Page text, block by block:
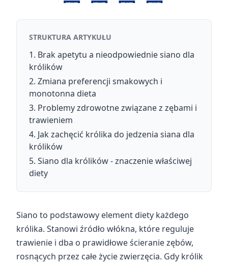
STRUKTURA ARTYKUŁU
Brak apetytu a nieodpowiednie siano dla
królików
Zmiana preferencji smakowych i
monotonna dieta
Problemy zdrowotne związane z zębami i
trawieniem
Jak zachęcić królika do jedzenia siana dla
królików
Siano dla królików - znaczenie właściwej
diety
Siano to podstawowy element diety każdego
królika. Stanowi źródło włókna, które reguluje
trawienie i dba o prawidłowe ścieranie zębów,
rosnących przez całe życie zwierzęcia. Gdy królik